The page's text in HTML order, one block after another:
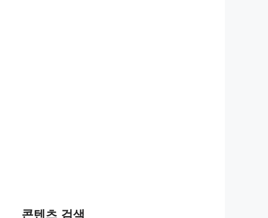
콘텐츠 검색